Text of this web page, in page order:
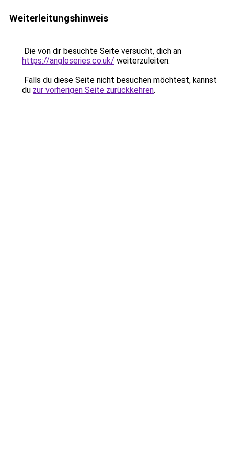
Weiterleitungshinweis
Die von dir besuchte Seite versucht, dich an
https://angloseries.co.uk/ weiterzuleiten.
Falls du diese Seite nicht besuchen möchtest, kannst
du zur vorherigen Seite zurückkehren.